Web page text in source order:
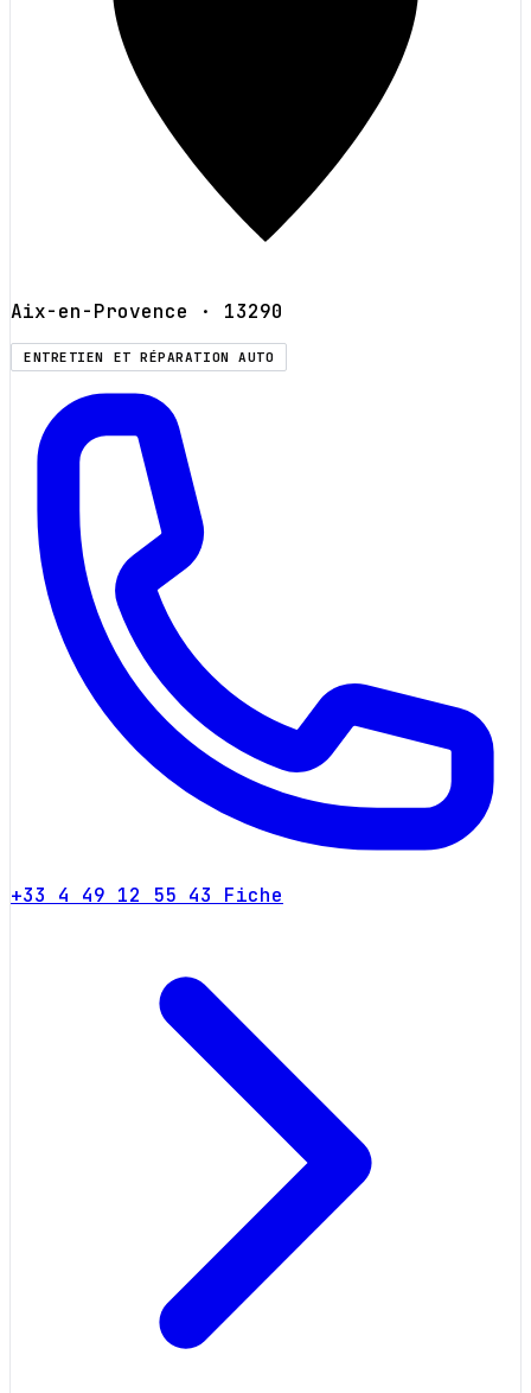
Aix-en-Provence · 13290
ENTRETIEN ET RÉPARATION AUTO
+33 4 49 12 55 43 Fiche